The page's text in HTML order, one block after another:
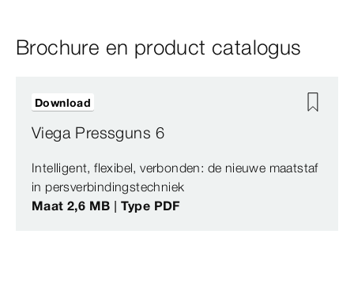
Brochure en product catalogus
Viega Pressguns 6
Intelligent, flexibel, verbonden: de nieuwe maatstaf
in persverbindingstechniek
Maat 2,6 MB | Type PDF
Download